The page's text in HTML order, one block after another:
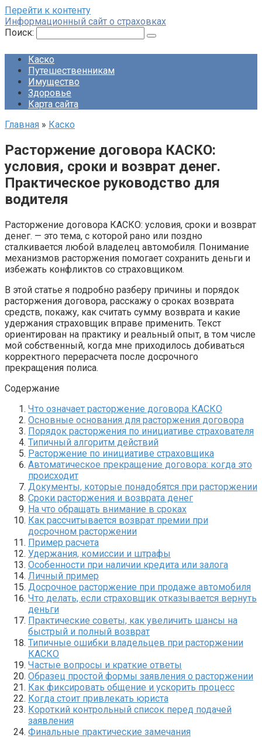
Перейти к контенту
Информационный сайт о страховках
Поиск:
Каско
Путешественникам
Имущество
Здоровье
Карта сайта
Главная » Каско
Расторжение договора КАСКО:
условия, сроки и возврат денег.
Практическое руководство для
водителя
Расторжение договора КАСКО: условия, сроки и возврат
денег. — это тема, с которой рано или поздно
сталкивается любой владелец автомобиля. Понимание
механизмов расторжения помогает сохранить деньги и
избежать конфликтов со страховщиком.
В этой статье я подробно разберу причины и порядок
расторжения договора, расскажу о сроках возврата
средств, покажу, как считать сумму возврата и какие
удержания страховщик вправе применить. Текст
ориентирован на практику и реальный опыт, в том числе
мой собственный, когда мне приходилось добиваться
корректного перерасчета после досрочного
прекращения полиса.
Содержание
Что означает расторжение договора КАСКО
Основные основания для расторжения договора
Порядок расторжения по инициативе страхователя
Типичный алгоритм действий
Расторжение по инициативе страховщика
Автоматическое прекращение договора: когда это
происходит
Документы, которые понадобятся при расторжении
Сроки расторжения и возврата денег
На что обращать внимание в сроках
Как рассчитывается возврат премии при
досрочном расторжении
Пример расчета
Удержания, комиссии и штрафы
Особенности при наличии кредита или залога
Личный пример
Досрочное расторжение при продаже автомобиля
Что делать, если страховщик отказывается вернуть
деньги
Практические советы, как увеличить шансы на
быстрый и полный возврат
Типичные ошибки владельцев при расторжении
КАСКО
Частые вопросы и краткие ответы
Образец простой формы заявления о расторжении
Как фиксировать общение и ускорить процесс
Когда стоит привлекать юриста
Короткий контрольный список перед подачей
заявления
Финальные практические замечания